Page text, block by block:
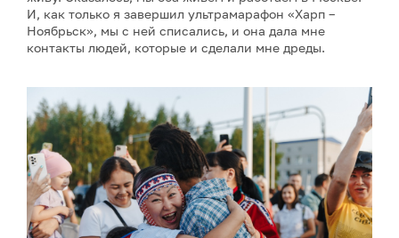
И, как только я завершил ультрамарафон «Харп –
Ноябрьск», мы с ней списались, и она дала мне
контакты людей, которые и сделали мне дреды.